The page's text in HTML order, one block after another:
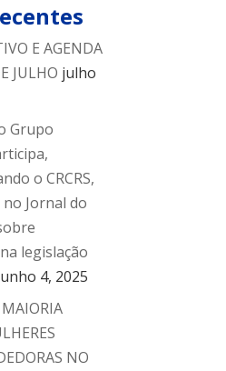
E AGENDA
JULHO julho
Grupo
o CRCRS,
Jornal do
legislação
4, 2025
NO